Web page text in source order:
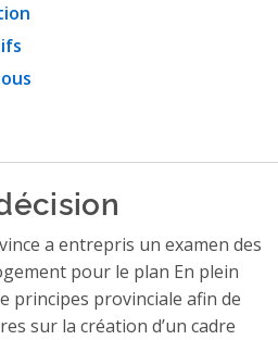
a entrepris un examen des
pour le plan En plein
principes provinciale afin de
sur la création d’un cadre